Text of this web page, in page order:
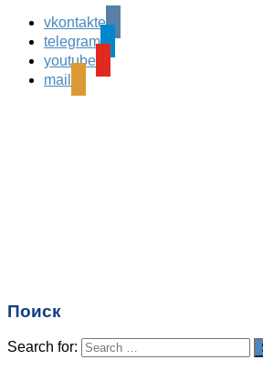
Comments are closed.
vkontakte
telegram
youtube
mail
Поиск
Search for: